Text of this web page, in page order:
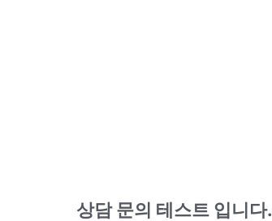
상담 문의 테스트 입니다.